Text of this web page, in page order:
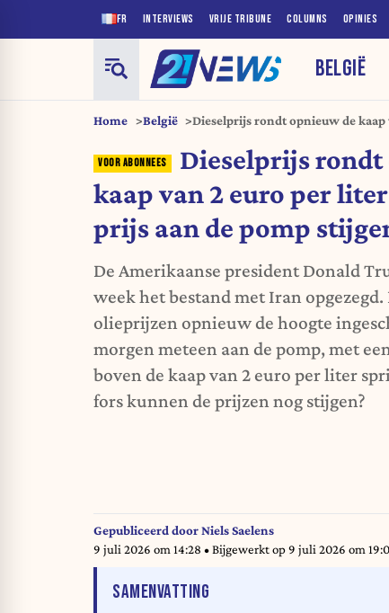
FR INTERVIEWS VRIJE TRIBUNE COLUMNS OPINIES
BELGIË
Home België
Dieselprijs rondt opnieuw de
Dieselprijs rondt
kaap van 2 euro per
prijs aan de pomp
De Amerikaanse president Donald
week het bestand met Iran
olieprijzen opnieuw de hoogte
morgen meteen aan de pomp, met
boven de kaap van 2 euro per liter
fors kunnen de prijzen nog stijgen?
Gepubliceerd doorNiels Saelens
9 juli 2026 om 14:28 • Bijgewerkt op9 juli 2026 om
SAMENVATTING